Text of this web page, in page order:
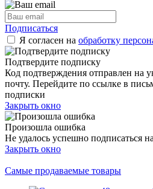
Подписаться
Я согласен на обработку
Подтвердите подписку
Код подтверждения отправлен на
почту. Перейдите по ссылке в
подписки
Закрыть окно
Произошла ошибка
Не удалось успешно подписаться
Закрыть окно
Самые продаваемые товары